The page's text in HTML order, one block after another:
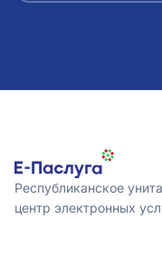
Республиканское
центр электронных